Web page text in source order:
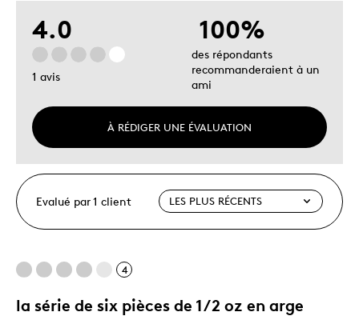
4.0
1 avis
À RÉDIGER UNE ÉVALUATION
100%
des répondants
recommanderaient à un
ami
Evalué par 1 client
4
la série de six pièces de 1/2 oz en arge